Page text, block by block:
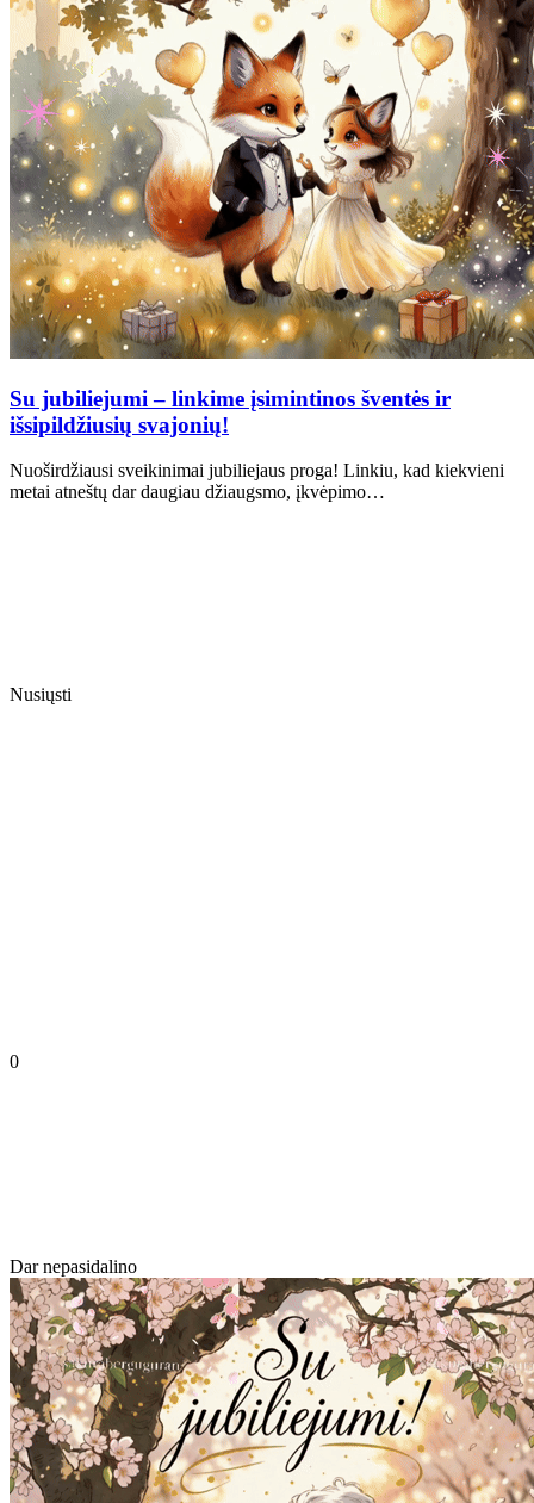
Su jubiliejumi – linkime įsimintinos šventės ir
išsipildžiusių svajonių!
Nuoširdžiausi sveikinimai jubiliejaus proga! Linkiu, kad kiekvieni
metai atneštų dar daugiau džiaugsmo, įkvėpimo…
Nusiųsti
0
Dar nepasidalino